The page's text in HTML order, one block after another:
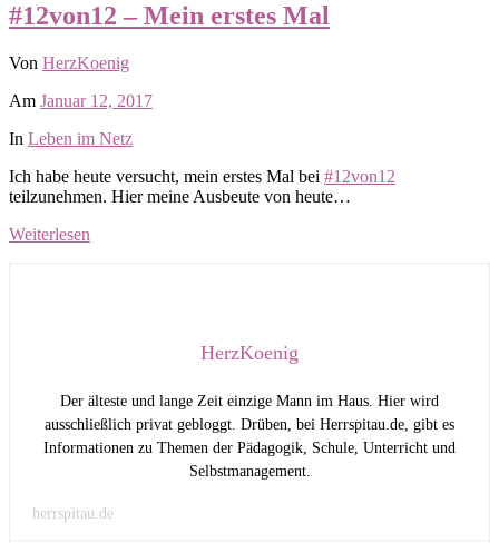
#12von12 – Mein erstes Mal
Von HerzKoenig
Am Januar 12, 2017
In Leben im Netz
Ich habe heute versucht, mein erstes Mal bei #12von12
teilzunehmen. Hier meine Ausbeute von heute…
Weiterlesen
HerzKoenig
Der älteste und lange Zeit einzige Mann im Haus. Hier wird
ausschließlich privat gebloggt. Drüben, bei Herrspitau.de, gibt es
Informationen zu Themen der Pädagogik, Schule, Unterricht und
Selbstmanagement.
herrspitau.de